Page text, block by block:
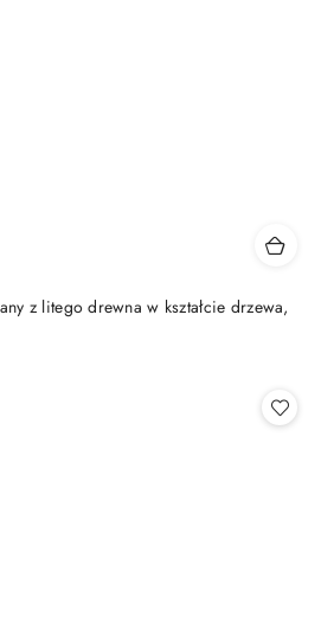
z litego drewna w kształcie drzewa,